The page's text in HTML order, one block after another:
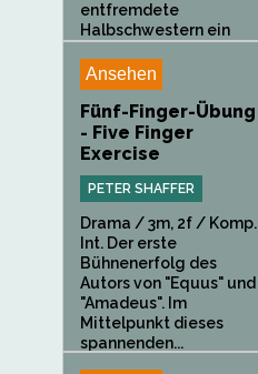
entfremdete
Halbschwestern ein
Ansehen
Fünf-Finger-Übung
- Five Finger
Exercise
PETER SHAFFER
Drama / 3m, 2f / Komp.
Int. Der erste
Bühnenerfolg des
Autors von "Equus" und
"Amadeus". Im
Mittelpunkt dieses
spannenden...